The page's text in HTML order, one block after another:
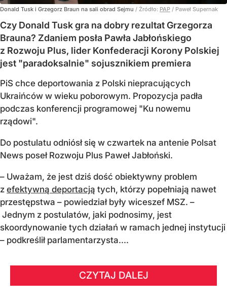
Donald Tusk i Grzegorz Braun na sali obrad Sejmu / Źródło: PAP / Paweł Supernak
Czy Donald Tusk gra na dobry rezultat Grzegorza
Brauna? Zdaniem posła Pawła Jabłońskiego
z Rozwoju Plus, lider Konfederacji Korony Polskiej
jest "paradoksalnie" sojusznikiem premiera
PiS chce deportowania z Polski niepracujących
Ukraińców w wieku poborowym. Propozycja padła
podczas konferencji programowej "Ku nowemu
rządowi".
Do postulatu odniósł się w czwartek na antenie Polsat
News poseł Rozwoju Plus Paweł Jabłoński.
– Uważam, że jest dziś dość obiektywny problem
z efektywną deportacją tych, którzy popełniają nawet
przestępstwa – powiedział były wiceszef MSZ. –
Jednym z postulatów, jaki podnosimy, jest
skoordynowanie tych działań w ramach jednej instytucji
– podkreślił parlamentarzysta....
CZYTAJ DALEJ